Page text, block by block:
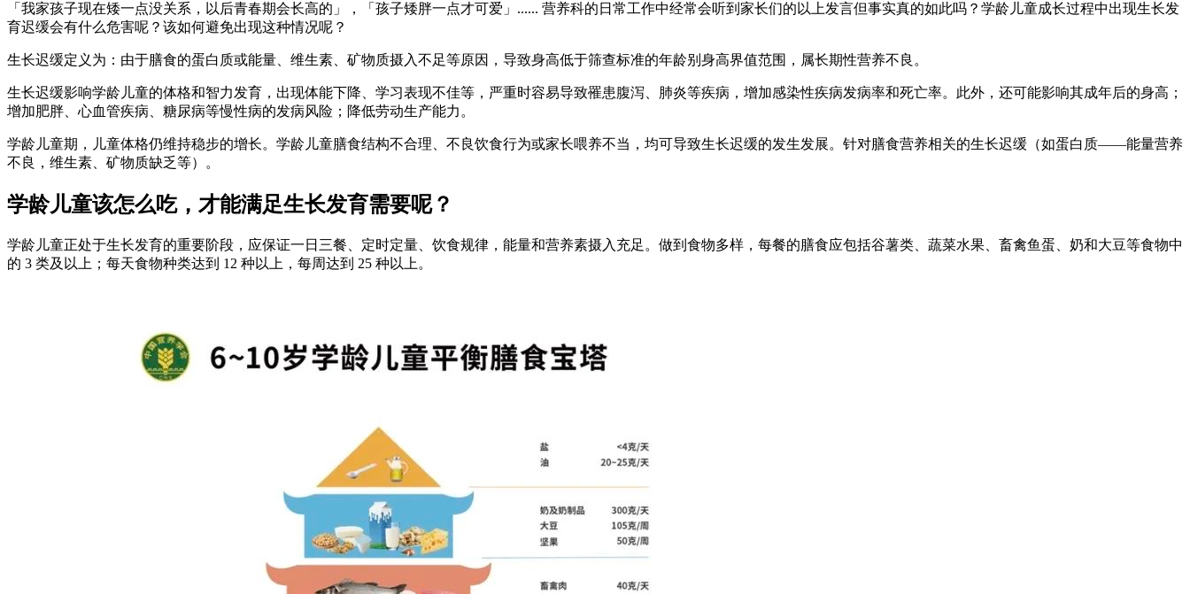
「我家孩子现在矮一点没关系，以后青春期会长高的」，「孩子矮胖一点才可爱」...... 营养科的日常工作中经常会听到家长们的以上发言但事实真的如此吗？学龄儿童成长过程中出现生长发
育迟缓会有什么危害呢？该如何避免出现这种情况呢？
生长迟缓定义为：由于膳食的蛋白质或能量、维生素、矿物质摄入不足等原因，导致身高低于筛查标准的年龄别身高界值范围，属长期性营养不良。
生长迟缓影响学龄儿童的体格和智力发育，出现体能下降、学习表现不佳等，严重时容易导致罹患腹泻、肺炎等疾病，增加感染性疾病发病率和死亡率。此外，还可能影响其成年后的身高；
增加肥胖、心血管疾病、糖尿病等慢性病的发病风险；降低劳动生产能力。
学龄儿童期，儿童体格仍维持稳步的增长。学龄儿童膳食结构不合理、不良饮食行为或家长喂养不当，均可导致生长迟缓的发生发展。针对膳食营养相关的生长迟缓（如蛋白质——能量营养
不良，维生素、矿物质缺乏等）。
学龄儿童该怎么吃，才能满足生长发育需要呢？
学龄儿童正处于生长发育的重要阶段，应保证一日三餐、定时定量、饮食规律，能量和营养素摄入充足。做到食物多样，每餐的膳食应包括谷薯类、蔬菜水果、畜禽鱼蛋、奶和大豆等食物中
的 3 类及以上；每天食物种类达到 12 种以上，每周达到 25 种以上。